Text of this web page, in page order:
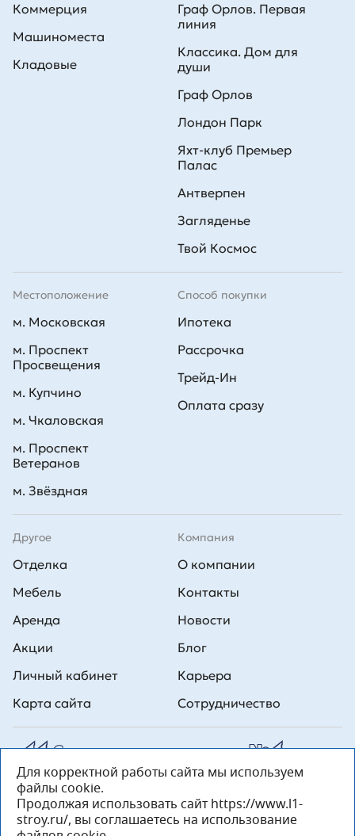
Коммерция
Машиноместа
Кладовые
Способ покупки
Ипотека
Рассрочка
Трейд-Ин
Оплата сразу
Граф Орлов. Первая
линия
Классика. Дом для
души
Граф Орлов
Лондон Парк
Яхт-клуб Премьер
Палас
Антверпен
Загляденье
Твой Космос
Другое
Отделка
Мебель
Аренда
Акции
Личный кабинет
Карта сайта
Компания
О компании
Контакты
Новости
Блог
Карьера
Сотрудничество
Местоположение
м. Московская
м. Проспект
Просвещения
м. Купчино
м. Чкаловская
м. Проспект
Ветеранов
м. Звёздная
Все права на публикуемые на сайте материалы принадлежат
ООО Л1 Строительная комания №1. Любая информация,
представленная на данном сайте, носит исключительно
информационный характер и ни при каких условиях не является
публичной офертой, определяемой положениями статьи 437 ГК РФ.
Для корректной работы сайта мы используем
файлы cookie.
Продолжая использовать сайт https://www.l1-
stroy.ru/, вы соглашаетесь на использование